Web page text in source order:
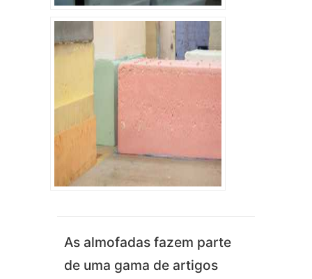
As almofadas fazem parte
de uma gama de artigos